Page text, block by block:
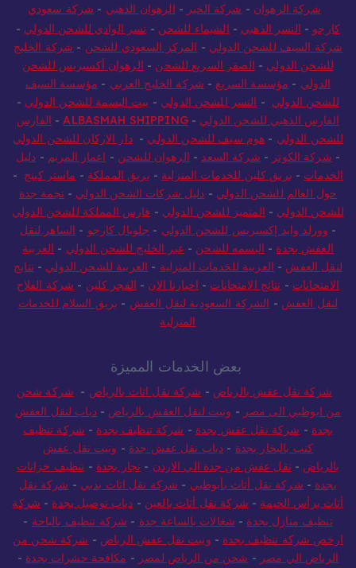
شركة الرهوان - شركة الخير - الرهوان الذهبي - شركة سعودي
كارجو - النسر الذهبي - الشيماء للشحن - نسر الوادي للشحن الدولي -
شركة السيف للشحن الدولي - المركز السعودي للشحن - شركة الخليج
للشحن الدولي - الصقر السريع للشحن - الرهوان أكسبريس للشحن
الدولي - مؤسسة السريع - شركة الخليج العربي - مؤسسة السيف
للشحن الدولي - النسر للشحن الدولي - بيت البسمة للشحن الدولي -
الفارس الذهبي للشحن الدولي -
ALBASMAH SHIPPING
- الفارس
للشحن الدولي - هوم سيف للشحن الدولي -دار الاركان للشحن الدولي
- شركة الكوثر - شركة السعد - الرهوان للشحن - اعمار المريم - دليل
الخدمات - بريق كلين للخدمات المنزلية - بريق المملكة - ماستر كينج -
حول العالم للشحن الدولي - دليل شركات الشحن الدولي - نجمة جدة
للشحن الدولي - المتميز للشحن الدولي - فارس المملكة للشحن الدولي
- وورلد وايد إكسبريس للشحن الدولي - جلوبال كارجو - الساهر لنقل
العفش بجدة - البسمه للشحن - عبر الخليج للشحن الدولي - العربية
لنقل العفش - العربية للخدمات المنزلية - العربية للشحن الدولي - نتايج
الامتحانات - نتائج الامتحانات - اخبارنا الان - الفجر كلين - شركة الفلاح
لنقل العفش - الشركة السعودية لنقل العفش - بريق السلام للخدمات
المنزلية
بعض الخدمات المميزة
شركة نقل عفش بالرياض - شركة نقل اثاث بالرياض - شركة شحن
من ابوظبي الى مصر - ونيت لنقل العفش بالرياض -دباب لنقل العفش
بجدة - شركة نقل عفش بجدة - شركة تنظيف بجدة - شركة تنظيف
كنب بالبخار بجدة - دباب نقل عفش جدة - ونيت نقل عفش
بالرياض - نقل عفش من جدة الي الاردن - نجار بجدة - تنظيف خزانات
بجدة - شركة نقل أثاث بأبوظبي - شركة نقل اثاث بدبي - شركة نقل
أثاث برأس الخيمة - شركة نقل أثاث بالعين - دباب توصيل بجدة - شركة
تنظيف منازل بجدة - شغالات بالساعة جدة - شركة تنظيف بالباحة -
ارخص شركة تنظيف بجدة - ونيت نقل عفش الرياض - شركة شحن من
الرياض الي مصر - شحن من الرياض لمصر - مكافحة حشرات بجدة -